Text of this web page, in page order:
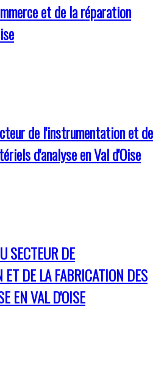
et de la réparation
de l'instrumentation et de
d'analyse en Val d'Oise
SECTEUR DE
DE LA FABRICATION DES
EN VAL D'OISE